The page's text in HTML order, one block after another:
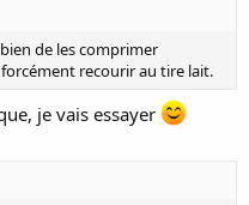
de les comprimer
recourir au tire lait.
je vais essayer